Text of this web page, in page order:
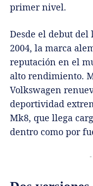
primer nivel.
Desde el debut
2004, la marca
reputación en el
alto rendimiento.
Volkswagen
deportividad
Mk8, que llega
dentro como por
-